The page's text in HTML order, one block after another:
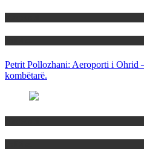
Petrit Pollozhani: Aeroporti i Ohrid
kombëtarë.